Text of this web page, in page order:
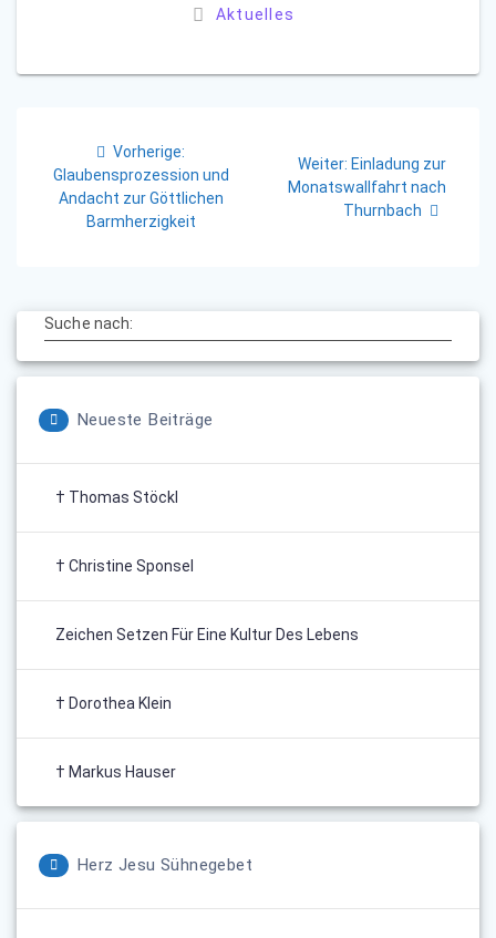
Aktuelles
Vorherige:
Beitrag:
Glaubensprozession und
Andacht zur Göttlichen
Barmherzigkeit
Weiter: Nächster
Beitrag:
Einladung zur
Monatswallfahrt nach
Thurnbach
Suche nach:
Neueste Beiträge
† Thomas Stöckl
† Christine Sponsel
Zeichen Setzen Für Eine Kultur Des Lebens
† Dorothea Klein
† Markus Hauser
Herz Jesu Sühnegebet